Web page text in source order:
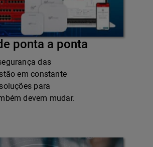
ponta a ponta
das
em constante
para
devem mudar.